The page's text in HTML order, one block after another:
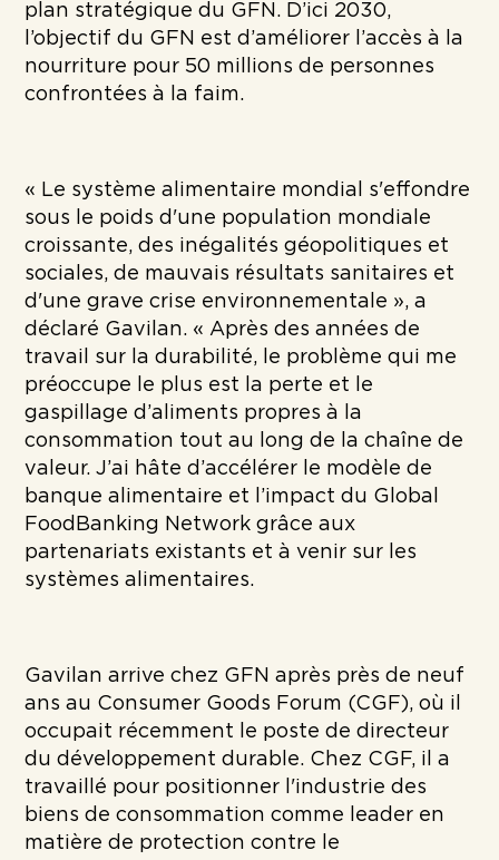
plan stratégique du GFN. D’ici 2030,
l’objectif du GFN est d’améliorer l’accès à la
nourriture pour 50 millions de personnes
confrontées à la faim.
« Le système alimentaire mondial s'effondre
sous le poids d'une population mondiale
croissante, des inégalités géopolitiques et
sociales, de mauvais résultats sanitaires et
d'une grave crise environnementale », a
déclaré Gavilan. « Après des années de
travail sur la durabilité, le problème qui me
préoccupe le plus est la perte et le
gaspillage d’aliments propres à la
consommation tout au long de la chaîne de
valeur. J’ai hâte d’accélérer le modèle de
banque alimentaire et l’impact du Global
FoodBanking Network grâce aux
partenariats existants et à venir sur les
systèmes alimentaires.
Gavilan arrive chez GFN après près de neuf
ans au Consumer Goods Forum (CGF), où il
occupait récemment le poste de directeur
du développement durable. Chez CGF, il a
travaillé pour positionner l'industrie des
biens de consommation comme leader en
matière de protection contre le